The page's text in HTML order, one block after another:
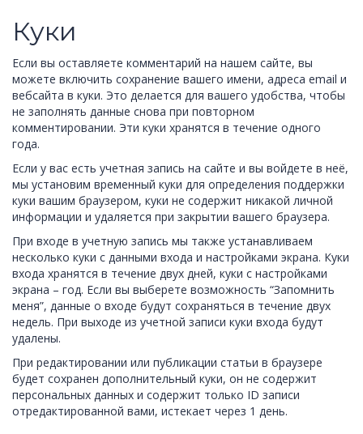
Куки
Если вы оставляете комментарий на нашем сайте, вы
можете включить сохранение вашего имени, адреса email и
вебсайта в куки. Это делается для вашего удобства, чтобы
не заполнять данные снова при повторном
комментировании. Эти куки хранятся в течение одного
года.
Если у вас есть учетная запись на сайте и вы войдете в неё,
мы установим временный куки для определения поддержки
куки вашим браузером, куки не содержит никакой личной
информации и удаляется при закрытии вашего браузера.
При входе в учетную запись мы также устанавливаем
несколько куки с данными входа и настройками экрана. Куки
входа хранятся в течение двух дней, куки с настройками
экрана – год. Если вы выберете возможность “Запомнить
меня”, данные о входе будут сохраняться в течение двух
недель. При выходе из учетной записи куки входа будут
удалены.
При редактировании или публикации статьи в браузере
будет сохранен дополнительный куки, он не содержит
персональных данных и содержит только ID записи
отредактированной вами, истекает через 1 день.